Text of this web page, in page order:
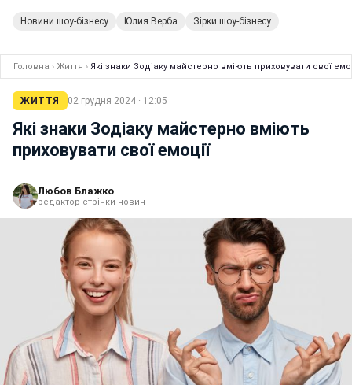
Новини шоу-бізнесу Юлия Верба Зірки шоу-бізнесу
Головна › Життя › Які знаки Зодіаку майстерно вміють приховувати свої
ЖИТТЯ 02 грудня 2024 · 12:05
Які знаки Зодіаку майстерно вміють
приховувати свої емоції
Любов Блажко
редактор стрічки новин